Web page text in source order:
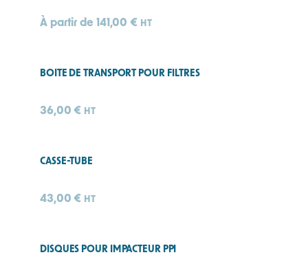
À partir de 141,00 € HT
BOITE DE TRANSPORT POUR FILTRES
36,00 € HT
CASSE-TUBE
43,00 € HT
DISQUES POUR IMPACTEUR PPI